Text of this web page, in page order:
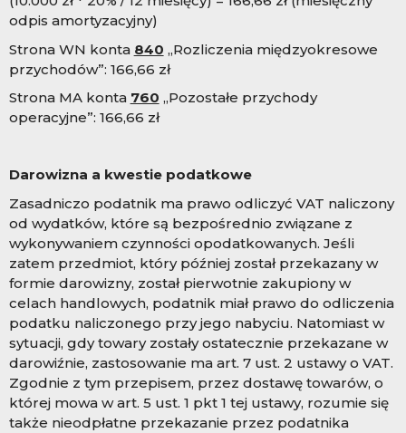
odpis amortyzacyjny)
Strona WN konta 840 „Rozliczenia międzyokresowe
przychodów”: 166,66 zł
Strona MA konta 760 „Pozostałe przychody
operacyjne”: 166,66 zł
Darowizna a kwestie podatkowe
Zasadniczo podatnik ma prawo odliczyć VAT naliczony
od wydatków, które są bezpośrednio związane z
wykonywaniem czynności opodatkowanych. Jeśli
zatem przedmiot, który później został przekazany w
formie darowizny, został pierwotnie zakupiony w
celach handlowych, podatnik miał prawo do odliczenia
podatku naliczonego przy jego nabyciu. Natomiast w
sytuacji, gdy towary zostały ostatecznie przekazane w
darowiźnie, zastosowanie ma art. 7 ust. 2 ustawy o VAT.
Zgodnie z tym przepisem, przez dostawę towarów, o
której mowa w art. 5 ust. 1 pkt 1 tej ustawy, rozumie się
także nieodpłatne przekazanie przez podatnika